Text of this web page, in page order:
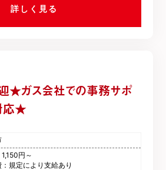
詳しく見る
★ガス会社での事務サポ
応★
円～
規定により支給あり